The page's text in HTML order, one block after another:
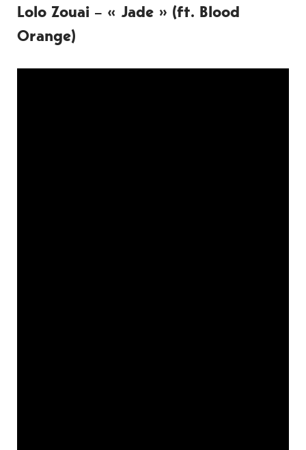
Lolo Zouai – « Jade » (ft. Blood
Orange)